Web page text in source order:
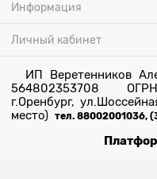
Информация
Личный кабинет
ИП Веретенников
564802353708
г.Оренбург,
место) тел. 88002001036,